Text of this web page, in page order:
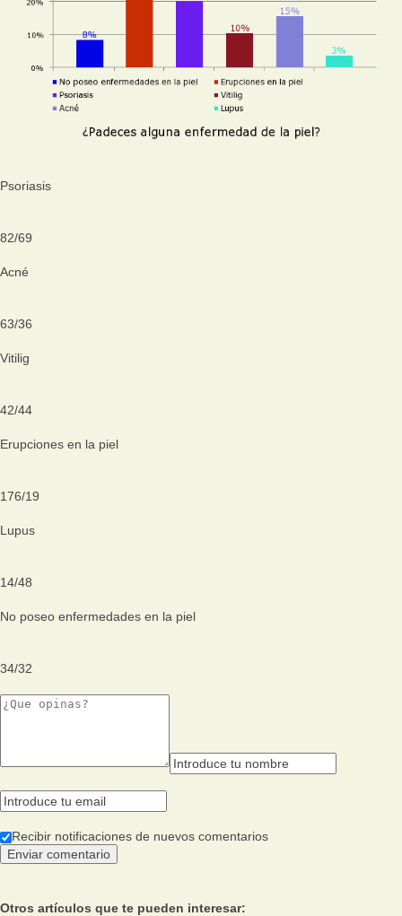
Psoriasis
82/69
Acné
63/36
Vitilig
42/44
Erupciones en la piel
176/19
Lupus
14/48
No poseo enfermedades en la piel
34/32
Recibir notificaciones de nuevos comentarios
Otros artículos que te pueden interesar: